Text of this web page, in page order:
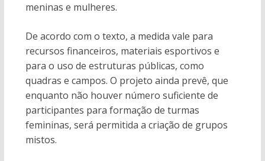
meninas e mulheres.
De acordo com o texto, a medida vale para
recursos financeiros, materiais esportivos e
para o uso de estruturas públicas, como
quadras e campos. O projeto ainda prevê, que
enquanto não houver número suficiente de
participantes para formação de turmas
femininas, será permitida a criação de grupos
mistos.